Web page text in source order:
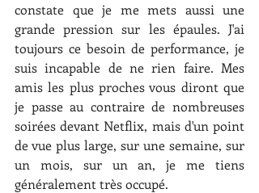
constate que je me mets aussi une
grande pression sur les épaules. J'ai
toujours ce besoin de performance, je
suis incapable de ne rien faire. Mes
amis les plus proches vous diront que
je passe au contraire de nombreuses
soirées devant Netflix, mais d'un point
de vue plus large, sur une semaine, sur
un mois, sur un an, je me tiens
généralement très occupé.